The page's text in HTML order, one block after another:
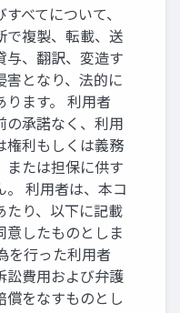
べてについて、
で複製、転載、送
与、翻訳、変造す
害となり、法的に
ます。 利用者
の承諾なく、利用
権利もしくは義務
または担保に供す
。 利用者は、本コ
たり、以下に記載
意したものとしま
を行った利用者
訟費用および弁護
をなすものとし